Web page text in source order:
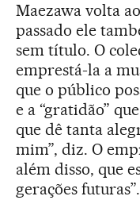
Maezawa volta
passado ele
sem título. O
emprestá-la a
que o público
e a “gratidão”
que dê tanta
mim”, diz. O
além disso, que
gerações futuras”.